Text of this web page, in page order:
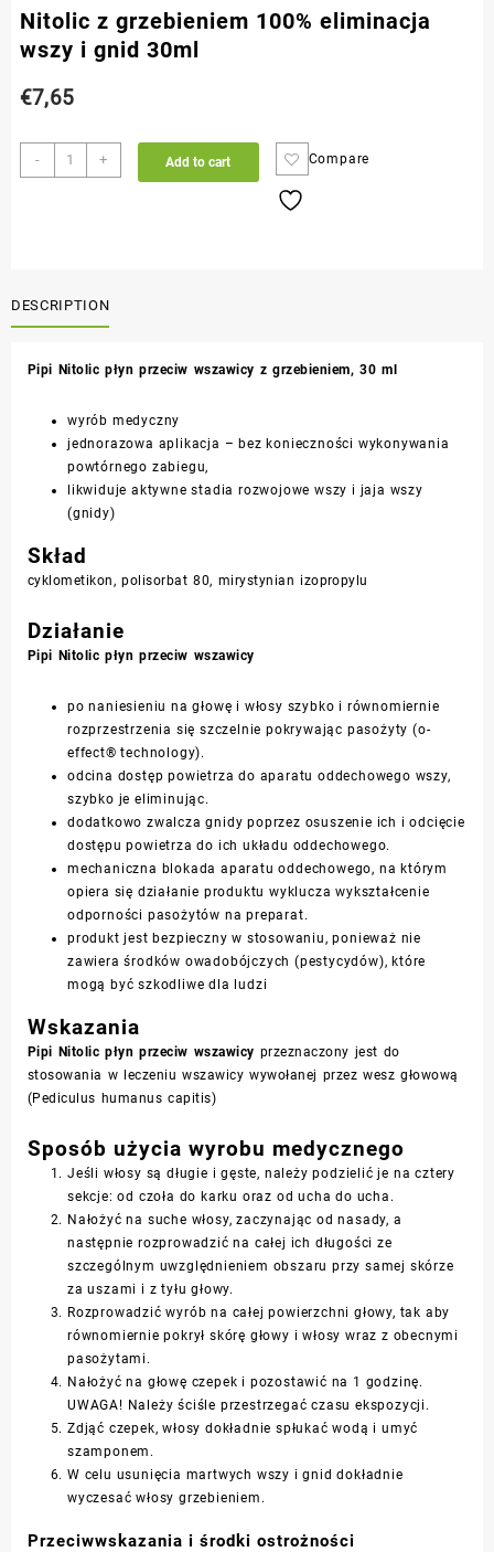
Nitolic z grzebieniem 100% eliminacja
wszy i gnid 30ml
€7,65
- + Add to cart Compare
DESCRIPTION
Pipi Nitolic płyn przeciw wszawicy z grzebieniem, 30 ml
wyrób medyczny
jednorazowa aplikacja – bez konieczności wykonywania
powtórnego zabiegu,
likwiduje aktywne stadia rozwojowe wszy i jaja wszy
(gnidy)
Skład
cyklometikon, polisorbat 80, mirystynian izopropylu
Działanie
Pipi Nitolic płyn przeciw wszawicy
po naniesieniu na głowę i włosy szybko i równomiernie
rozprzestrzenia się szczelnie pokrywając pasożyty (o-
effect® technology).
odcina dostęp powietrza do aparatu oddechowego wszy,
szybko je eliminując.
dodatkowo zwalcza gnidy poprzez osuszenie ich i odcięcie
dostępu powietrza do ich układu oddechowego.
mechaniczna blokada aparatu oddechowego, na którym
opiera się działanie produktu wyklucza wykształcenie
odporności pasożytów na preparat.
produkt jest bezpieczny w stosowaniu, ponieważ nie
zawiera środków owadobójczych (pestycydów), które
mogą być szkodliwe dla ludzi
Wskazania
Pipi Nitolic płyn przeciw wszawicy przeznaczony jest do
stosowania w leczeniu wszawicy wywołanej przez wesz głowową
(Pediculus humanus capitis)
Sposób użycia wyrobu medycznego
Jeśli włosy są długie i gęste, należy podzielić je na cztery
sekcje: od czoła do karku oraz od ucha do ucha.
Nałożyć na suche włosy, zaczynając od nasady, a
następnie rozprowadzić na całej ich długości ze
szczególnym uwzględnieniem obszaru przy samej skórze
za uszami i z tyłu głowy.
Rozprowadzić wyrób na całej powierzchni głowy, tak aby
równomiernie pokrył skórę głowy i włosy wraz z obecnymi
pasożytami.
Nałożyć na głowę czepek i pozostawić na 1 godzinę.
UWAGA! Należy ściśle przestrzegać czasu ekspozycji.
Zdjąć czepek, włosy dokładnie spłukać wodą i umyć
szamponem.
W celu usunięcia martwych wszy i gnid dokładnie
wyczesać włosy grzebieniem.
Przeciwwskazania i środki ostrożności